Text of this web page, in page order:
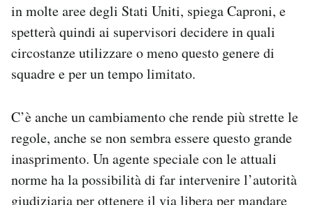
in molte aree degli Stati Uniti, spiega Caproni, e
spetterà quindi ai supervisori decidere in quali
circostanze utilizzare o meno questo genere di
squadre e per un tempo limitato.
C’è anche un cambiamento che rende più strette le
regole, anche se non sembra essere questo grande
inasprimento. Un agente speciale con le attuali
norme ha la possibilità di far intervenire l’autorità
giudiziaria per ottenere il via libera per mandare